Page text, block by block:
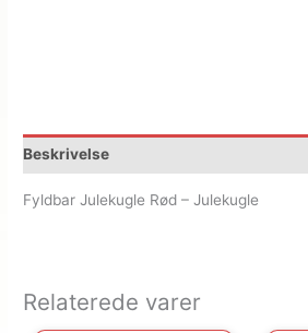
Beskrivelse
Fyldbar Julekugle Rød – Julekugle
Relaterede varer